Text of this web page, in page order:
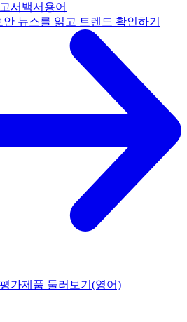
서 백서 용어
뉴스를 읽고 트렌드 확인하기
가제품 둘러보기(영어)